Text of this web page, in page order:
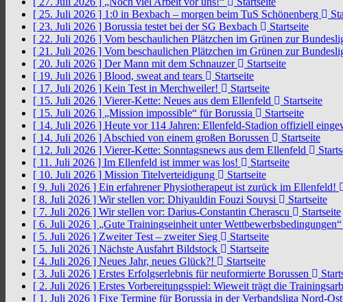
[ 25. Juli 2026 ] 1:0 in Bexbach – morgen beim TuS Schönenberg
[ 23. Juli 2026 ] Borussia testet bei der SG Bexbach
Startseite
[ 22. Juli 2026 ] Vom beschaulichen Plätzchen im Grünen zur
[ 21. Juli 2026 ] Vom beschaulichen Plätzchen im Grünen zur
[ 20. Juli 2026 ] Der Mann mit dem Schnauzer
Startseite
[ 19. Juli 2026 ] Blood, sweat and tears
Startseite
[ 17. Juli 2026 ] Kein Test in Merchweiler!
Startseite
[ 15. Juli 2026 ] Vierer-Kette: Neues aus dem Ellenfeld
Startseite
[ 15. Juli 2026 ] „Mission impossible“ für Borussia
Startseite
[ 14. Juli 2026 ] Heute vor 114 Jahren: Ellenfeld-Stadion offiziell
[ 14. Juli 2026 ] Abschied von einem großen Borussen
Startseite
[ 12. Juli 2026 ] Vierer-Kette: Sonntagsnews aus dem Ellenfeld
[ 11. Juli 2026 ] Im Ellenfeld ist immer was los!
Startseite
[ 10. Juli 2026 ] Mission Titelverteidigung
Startseite
[ 9. Juli 2026 ] Ein erfahrener Physiotherapeut ist zurück im Ellenfeld!
[ 8. Juli 2026 ] Wir stellen vor: Dhiyauldin Fouzi Souysi
Startseite
[ 7. Juli 2026 ] Wir stellen vor: Darius-Constantin Cherascu
Startseite
[ 6. Juli 2026 ] „Gute Trainingseinheit unter Wettbewerbsbedingungen“
[ 5. Juli 2026 ] Zweiter Test – zweiter Sieg
Startseite
[ 5. Juli 2026 ] Nächste Ausfahrt Bildstock
Startseite
[ 4. Juli 2026 ] Neues Jahr, neues Glück?!
Startseite
[ 3. Juli 2026 ] Erstes Erfolgserlebnis für neuformierte Borussen
[ 2. Juli 2026 ] Erstes Vorbereitungsspiel: Wieweit trägt die
[ 1. Juli 2026 ] Fixe Termine für Borussia in der Verbandsliga Nord-Ost